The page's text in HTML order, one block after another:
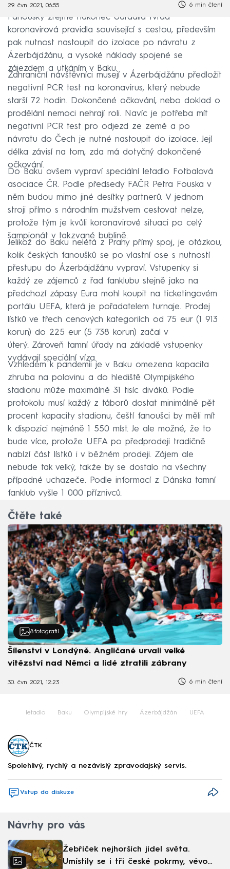
29. čvn 2021, 06:55 6 min čtení
Fanoušky zřejmě nakonec odradila tvrdá
koronavirová pravidla související s cestou, především
pak nutnost nastoupit do izolace po návratu z
Ázerbájdžánu, a vysoké náklady spojené se
zájezdem a utkáním v Baku.
Zahraniční návštěvníci musejí v Ázerbájdžánu předložit
negativní PCR test na koronavirus, který nebude
starší 72 hodin. Dokončené očkování, nebo doklad o
prodělání nemoci nehrají roli. Navíc je potřeba mít
negativní PCR test pro odjezd ze země a po
návratu do Čech je nutné nastoupit do izolace. Její
délka závisí na tom, zda má dotyčný dokončené
očkování.
Do Baku ovšem vypraví speciální letadlo Fotbalová
asociace ČR. Podle předsedy FAČR Petra Fouska v
něm budou mimo jiné desítky partnerů. V jednom
stroji přímo s národním mužstvem cestovat nelze,
protože tým je kvůli koronavirové situaci po celý
šampionát v takzvané bublině.
Jelikož do Baku nelétá z Prahy přímý spoj, je otázkou,
kolik českých fanoušků se po vlastní ose s nutností
přestupu do Ázerbájdžánu vypraví. Vstupenky si
každý ze zájemců z řad fanklubu stejně jako na
předchozí zápasy Eura mohl koupit na ticketingovém
portálu UEFA, která je pořadatelem turnaje. Prodej
lístků ve třech cenových kategoriích od 75 eur (1 913
korun) do 225 eur (5 738 korun) začal v
úterý. Zároveň tamní úřady na základě vstupenky
vydávají speciální víza.
Vzhledem k pandemii je v Baku omezena kapacita
zhruba na polovinu a do hlediště Olympijského
stadionu může maximálně 31 tisíc diváků. Podle
protokolu musí každý z táborů dostat minimálně pět
procent kapacity stadionu, čeští fanoušci by měli mít
k dispozici nejméně 1 550 míst. Je ale možné, že to
bude více, protože UEFA po předprodeji tradičně
nabízí část lístků i v běžném prodeji. Zájem ale
nebude tak velký, takže by se dostalo na všechny
případné uchazeče. Podle informací z Dánska tamní
fanklub vyšle 1 000 příznivců.
Čtěte také
8 fotografií
Šílenství v Londýně. Angličané urvali velké
vítězství nad Němci a lidé ztratili zábrany
30. čvn 2021, 12:23 6 min čtení
letadlo Baku Olympijské hry Ázerbájdžán UEFA
ČTK
Spolehlivý, rychlý a nezávislý zpravodajský servis.
Vstup do diskuze
Návrhy pro vás
Žebříček nejhorších jídel světa.
Umístily se i tři české pokrmy, vévodí